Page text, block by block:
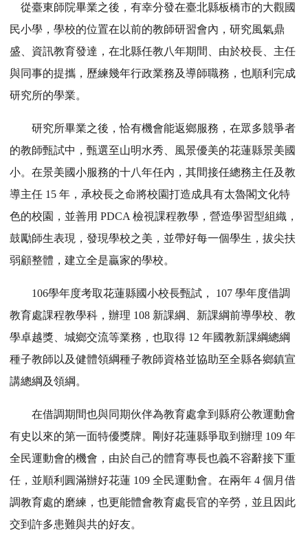
從臺東師院畢業之後，有幸分發在臺北縣板橋市的大觀國
民小學，學校的位置在以前的教師研習會內，研究風氣鼎
盛、資訊教育發達，在北縣任教八年期間、由於校長、主任
與同事的提攜，歷練幾年行政業務及導師職務，也順利完成
研究所的學業。
研究所畢業之後，恰有機會能返鄉服務，在眾多競爭者
的教師甄試中，甄選至山明水秀、風景優美的花蓮縣景美國
小。在景美國小服務的十八年任內，其間接任總務主任及教
導主任 15 年，承校長之命將校園打造成具有太魯閣文化特
色的校園，並善用 PDCA 檢視課程教學，營造學習型組織，
鼓勵師生表現，發現學校之美，並帶好每一個學生，拔尖扶
弱顧整體，建立全是贏家的學校。
106學年度考取花蓮縣國小校長甄試， 107 學年度借調
教育處課程教學科，辦理 108 新課綱、新課綱前導學校、教
學卓越獎、城鄉交流等業務，也取得 12 年國教新課綱總綱
種子教師以及健體領綱種子教師資格並協助至全縣各鄉鎮宣
講總綱及領綱。
在借調期間也與同期伙伴為教育處拿到縣府公教運動會
有史以來的第一面特優獎牌。剛好花蓮縣爭取到辦理 109 年
全民運動會的機會，由於自己的體育專長也義不容辭接下重
任，並順利圓滿辦好花蓮 109 全民運動會。在兩年 4 個月借
調教育處的磨練，也更能體會教育處長官的辛勞，並且因此
交到許多患難與共的好友。